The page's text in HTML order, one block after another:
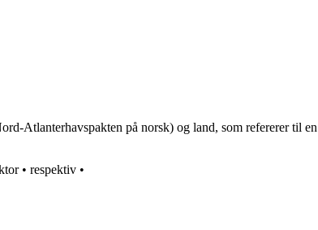
Atlanterhavspakten på norsk) og land, som refererer til
• respektiv •